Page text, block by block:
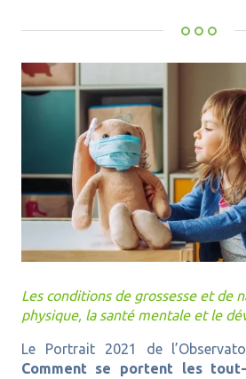
Les conditions de grossesse et de
physique, la santé mentale et le
Le Portrait 2021 de
Comment se portent les